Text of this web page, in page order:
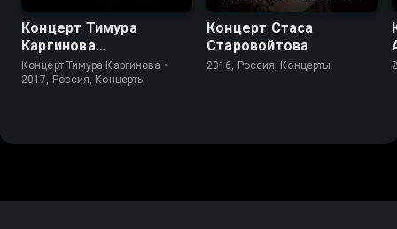
Концерт Тимура
Каргинова
«Неоднозначно»
Концерт Тимура Каргинова •
2017, Россия, Концерты
Концерт Стаса
Старовойтова
2016, Россия, Концерты